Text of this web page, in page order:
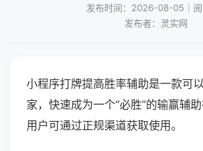
发布时间：2026-08-05｜
发布者：灵实网
小程序打牌提高胜率辅助是一款可
家，快速成为一个“必胜”的输赢辅
用户可通过正规渠道获取使用。